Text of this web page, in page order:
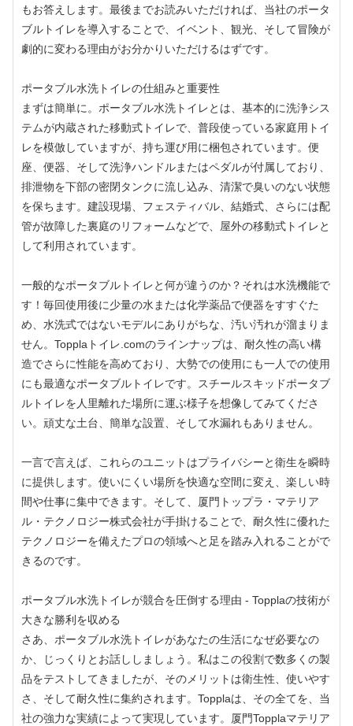
もお答えします。最後までお読みいただければ、当社のポータ
ブルトイレを導入することで、イベント、観光、そして冒険が
劇的に変わる理由がお分かりいただけるはずです。
ポータブル水洗トイレの仕組みと重要性
まずは簡単に。ポータブル水洗トイレとは、基本的に洗浄シス
テムが内蔵された移動式トイレで、普段使っている家庭用トイ
レを模倣していますが、持ち運び用に梱包されています。便
座、便器、そして洗浄ハンドルまたはペダルが付属しており、
排泄物を下部の密閉タンクに流し込み、清潔で臭いのない状態
を保ちます。建設現場、フェスティバル、結婚式、さらには配
管が故障した裏庭のリフォームなどで、屋外の移動式トイレと
して利用されています。
一般的なポータブルトイレと何が違うのか？それは水洗機能で
す！毎回使用後に少量の水または化学薬品で便器をすすぐた
め、水洗式ではないモデルにありがちな、汚い汚れが溜まりま
せん。Topplaトイレ.comのラインナップは、耐久性の高い構
造でさらに性能を高めており、大勢での使用にも一人での使用
にも最適なポータブルトイレです。スチールスキッドポータブ
ルトイレを人里離れた場所に運ぶ様子を想像してみてくださ
い。頑丈な土台、簡単な設置、そして水漏れもありません。
一言で言えば、これらのユニットはプライバシーと衛生を瞬時
に提供します。使いにくい場所を快適な空間に変え、楽しい時
間や仕事に集中できます。そして、厦門トップラ・マテリア
ル・テクノロジー株式会社が手掛けることで、耐久性に優れた
テクノロジーを備えたプロの領域へと足を踏み入れることがで
きるのです。
ポータブル水洗トイレが競合を圧倒する理由 - Topplaの技術が
大きな勝利を収める
さあ、ポータブル水洗トイレがあなたの生活になぜ必要なの
か、じっくりとお話ししましょう。私はこの役割で数多くの製
品をテストしてきましたが、そのメリットは衛生性、使いやす
さ、そして耐久性に集約されます。Topplaは、その全てを、当
社の強力な実績によって実現しています。厦門Topplaマテリア